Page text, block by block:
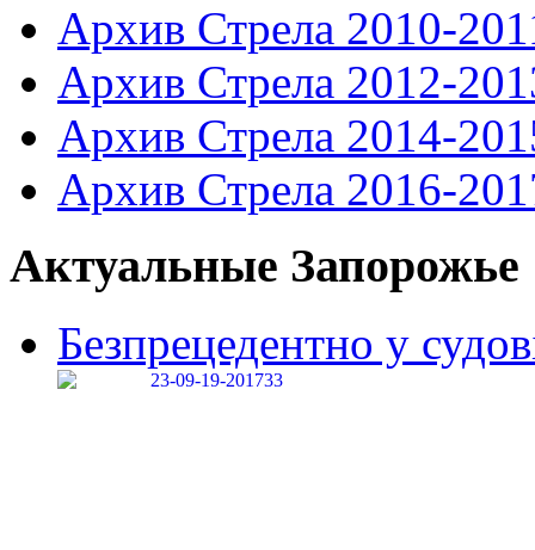
Архив Стрела 2010-
Архив Стрела 2012-
Архив Стрела 2014-
Архив Стрела 2016-
Актуальные Запорожье
Безпрецедентно у